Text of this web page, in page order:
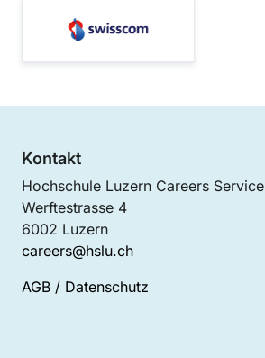
Kontakt
Hochschule Luzern Careers Service
Werftestrasse 4
6002 Luzern
careers@hslu.ch
AGB / Datenschutz